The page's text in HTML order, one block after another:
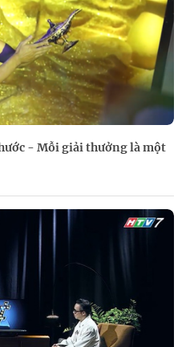
- Mỗi giải thưởng là một